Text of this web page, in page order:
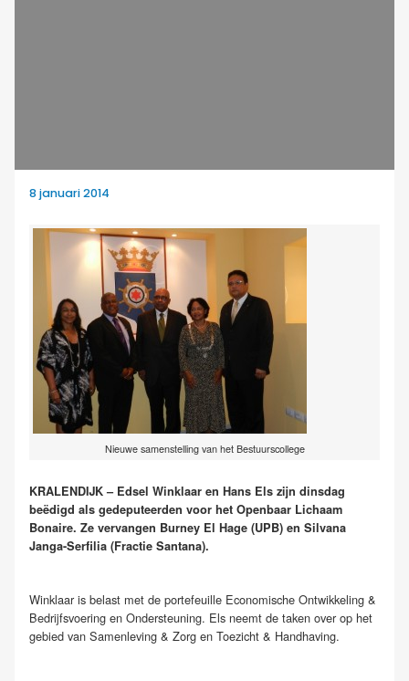
8 januari 2014
Nieuwe samenstelling van het Bestuurscollege
KRALENDIJK – Edsel Winklaar en Hans Els zijn dinsdag
beëdigd als gedeputeerden voor het Openbaar Lichaam
Bonaire. Ze vervangen Burney El Hage (UPB) en Silvana
Janga-Serfilia (Fractie Santana).
Winklaar is belast met de portefeuille Economische Ontwikkeling &
Bedrijfsvoering en Ondersteuning. Els neemt de taken over op het
gebied van Samenleving & Zorg en Toezicht & Handhaving.